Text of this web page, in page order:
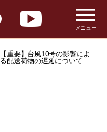
メニュー
【重要】台風10号の影響によ
る配送荷物の遅延について